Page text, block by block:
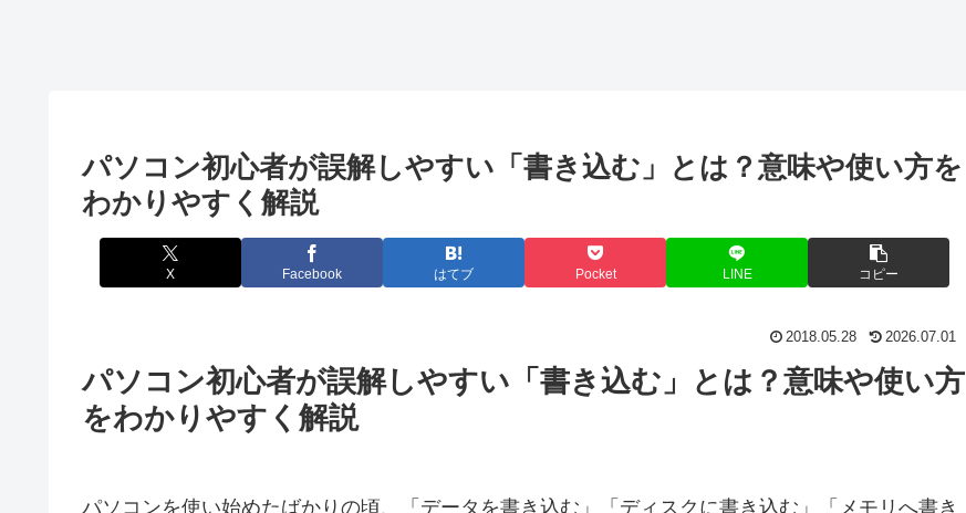
パソコン初心者が誤解しやすい「書き込む」とは？意味や使い方を
わかりやすく解説
X Facebook はてブ Pocket LINE コピー
2018.05.28 2026.07.01
パソコン初心者が誤解しやすい「書き込む」とは？意味や使い方
をわかりやすく解説
パソコンを使い始めたばかりの頃、「データを書き込む」「ディスクに書き込む」「メモリへ書き